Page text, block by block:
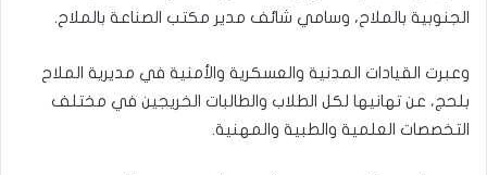
الجنوبية بالملاح، وسامي شائف مدير مكتب الصناعة بالملاح.
وعبرت القيادات المدنية والعسكرية والأمنية في مديرية الملاح
بلحج، عن تهانيها لكل الطلاب والطالبات الخريجين في مختلف
التخصصات العلمية والطبية والمهنية.